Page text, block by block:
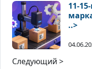
11-
..>
Следующий >